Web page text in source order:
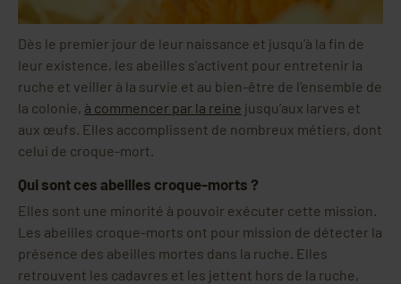
Dès le premier jour de leur naissance et jusqu’à la fin de
leur existence, les abeilles s’activent pour entretenir la
ruche et veiller à la survie et au bien-être de l’ensemble de
la colonie, à commencer par la reine jusqu’aux larves et
aux œufs. Elles accomplissent de nombreux métiers, dont
celui de croque-mort.
Qui sont ces abeilles croque-morts ?
Elles sont une minorité à pouvoir exécuter cette mission.
Les abeilles croque-morts ont pour mission de détecter la
présence des abeilles mortes dans la ruche. Elles
retrouvent les cadavres et les jettent hors de la ruche,